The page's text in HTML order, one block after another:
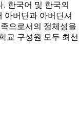
한국어 및 한국의
아버딘과 아버딘셔
으로서의 정체성을
교 구성원 모두 최선